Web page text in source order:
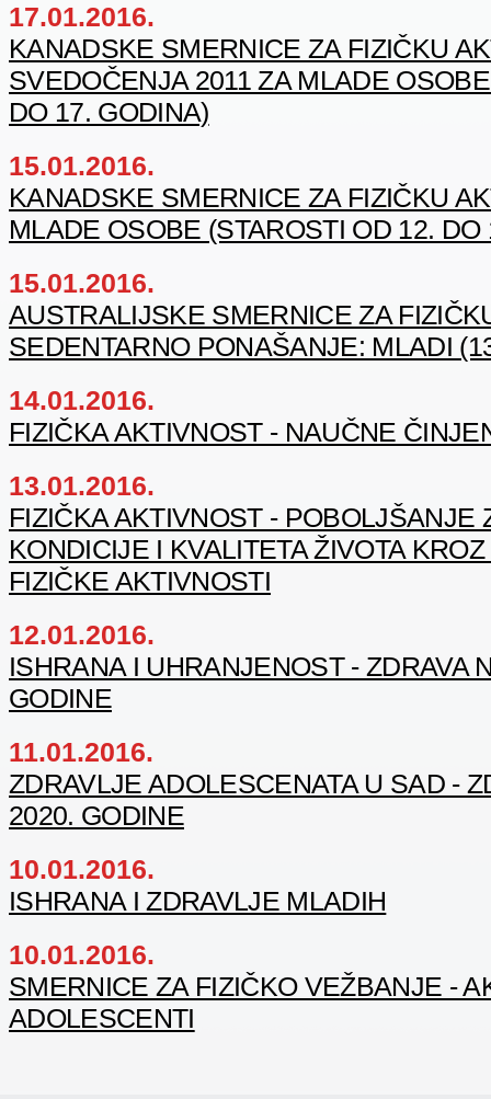
17.01.2016.
KANADSKE SMERNICE ZA FIZIČKU
SVEDOČENJA 2011 ZA MLADE
DO 17. GODINA)
15.01.2016.
KANADSKE SMERNICE ZA FIZIČKU
MLADE OSOBE (STAROSTI OD 12. DO
15.01.2016.
AUSTRALIJSKE SMERNICE ZA
SEDENTARNO PONAŠANJE: MLADI
14.01.2016.
FIZIČKA AKTIVNOST - NAUČNE
13.01.2016.
FIZIČKA AKTIVNOST - POBOLJŠANJE
KONDICIJE I KVALITETA ŽIVOTA
FIZIČKE AKTIVNOSTI
12.01.2016.
ISHRANA I UHRANJENOST - ZDRAVA
GODINE
11.01.2016.
ZDRAVLJE ADOLESCENATA U SAD -
2020. GODINE
10.01.2016.
ISHRANA I ZDRAVLJE MLADIH
10.01.2016.
SMERNICE ZA FIZIČKO VEŽBANJE -
ADOLESCENTI